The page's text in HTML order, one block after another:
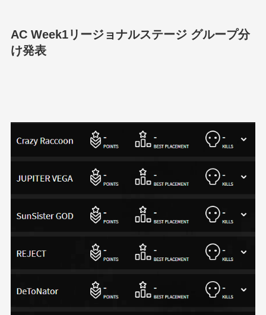
AC Week1リージョナルステージ グループ分
け発表